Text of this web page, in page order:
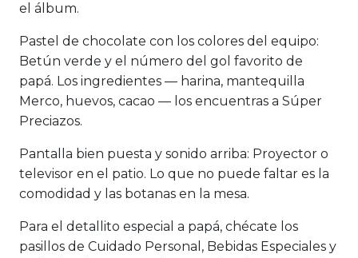
el álbum.
Pastel de chocolate con los colores del equipo:
Betún verde y el número del gol favorito de
papá. Los ingredientes — harina, mantequilla
Merco, huevos, cacao — los encuentras a Súper
Preciazos.
Pantalla bien puesta y sonido arriba: Proyector o
televisor en el patio. Lo que no puede faltar es la
comodidad y las botanas en la mesa.
Para el detallito especial a papá, chécate los
pasillos de Cuidado Personal, Bebidas Especiales y